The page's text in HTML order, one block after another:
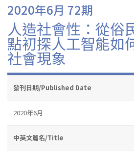
2020年6月 72期
人造社會性：從俗
點初探人工智能如
社會現象
發刊日期/Published Date
2020年6月
中英文篇名/Title